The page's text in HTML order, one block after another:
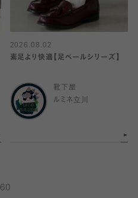
2026.08.02
素足より快適【足ベールシリーズ】
靴下屋
ルミネ立川
60